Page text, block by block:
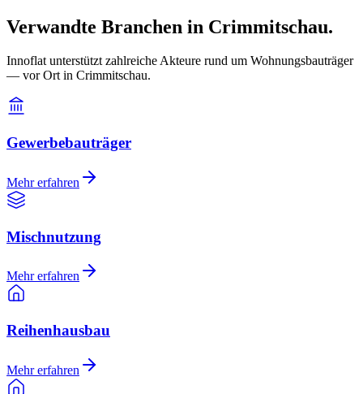
Verwandte Branchen in Crimmitschau.
Innoflat unterstützt zahlreiche Akteure rund um Wohnungsbauträger
— vor Ort in Crimmitschau.
Gewerbebauträger
Mehr erfahren
Mischnutzung
Mehr erfahren
Reihenhausbau
Mehr erfahren